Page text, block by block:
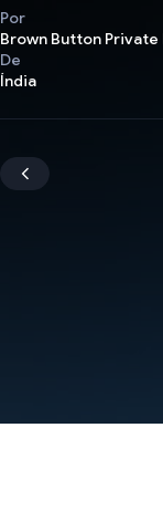
Por
Brown Button
De
Índia